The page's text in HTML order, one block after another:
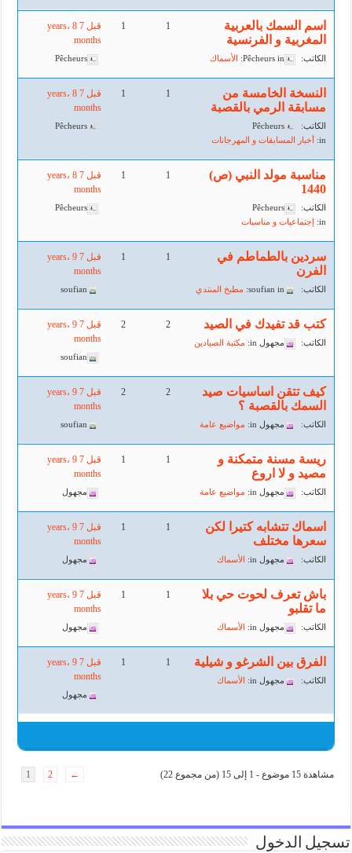
اسم السمك بالعربية
المغربية و الفرنسية
الكاتب: Pêcheurs in: الأسماك
1
1
قبل 7 years، 8
months
Pêcheurs
النسخة الخامسة من
مسابقة الرمي بالقصبة
الكاتب:
Pêcheurs
in:
أخبار المسابقات و المهرجانات
1
1
قبل 7 years، 8
months
Pêcheurs
مناسبة مولد النبي (ص)
1440
الكاتب:
Pêcheurs
in:
إجتماعيات و مناسبات
1
1
قبل 7 years، 8
months
Pêcheurs
سردين بالطماطم في
الفرن
الكاتب: soufian in: مطبخ المنتدي
1
1
قبل 7 years، 9
months
soufian
كتب قد تفيدك في الصيد
الكاتب: مجهول in: مكتبة الصيادين
2
2
قبل 7 years، 9
months
soufian
كيف تتقن اساسيات صيد
السمك بالقصبة ؟
الكاتب: مجهول in: مواضيع عامة
2
2
قبل 7 years، 9
months
soufian
ريسة مسنة متمكنة و
مصيد و لا اروع
الكاتب: مجهول in: مواضيع عامة
1
1
قبل 7 years، 9
months
مجهول
اسماك تتشابه كتيرا لكن
سعرها مختلف
الكاتب: مجهول in: الأسماك
1
1
قبل 7 years، 9
months
مجهول
باش تعرف لحوت حي بلا
ما تقلبو
الكاتب: مجهول in: الأسماك
1
1
قبل 7 years، 9
months
مجهول
الفرق بين الشرغو و شيلية
الكاتب: مجهول in: الأسماك
1
1
قبل 7 years، 9
months
مجهول
مشاهدة 15 موضوع - 1 إلى 15 (من مجموع 22) 1 2 ←
تسجيل الدخول